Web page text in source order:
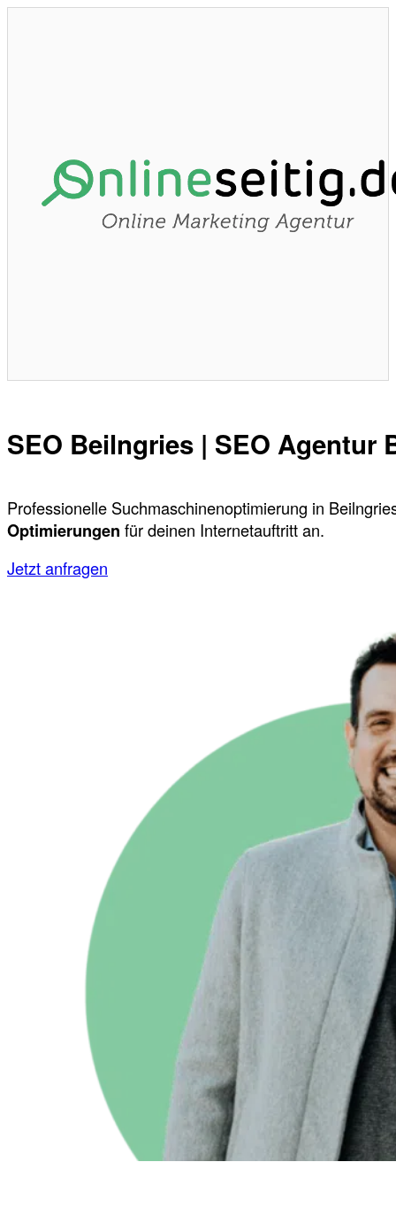
SEO Beilngries | SEO Agentur
Professionelle Suchmaschinenoptimierung in
Optimierungen für deinen Internetauftritt an.
Jetzt anfragen